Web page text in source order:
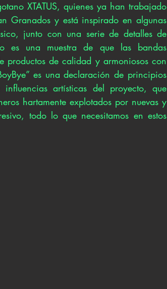
XTATUS, quienes ya han trabajado
Granados y está inspirado en algunas
junto con una serie de detalles de
es una muestra de que las bandas
productos de calidad y armoniosos con
es una declaración de principios
artísticas del proyecto, que
hartamente explotados por nuevas y
todo lo que necesitamos en estos